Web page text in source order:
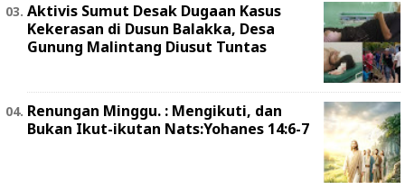
Aktivis Sumut Desak Dugaan Kasus
Kekerasan di Dusun Balakka, Desa
Gunung Malintang Diusut Tuntas
Renungan Minggu. : Mengikuti, dan
Bukan Ikut-ikutan Nats:Yohanes 14:6-7